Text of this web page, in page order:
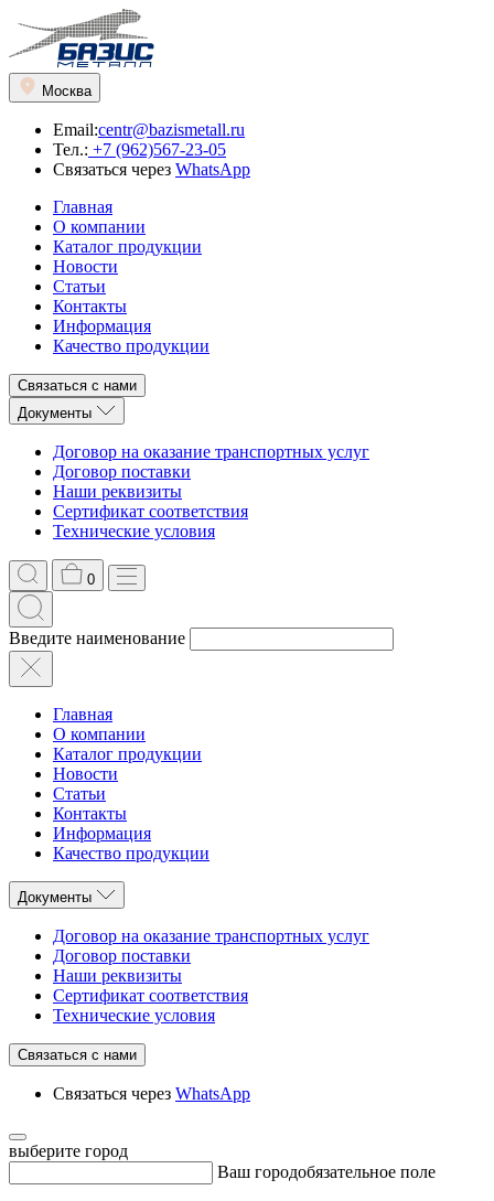
Москва
Email:centr@bazismetall.ru
Тел.: +7 (962)567-23-05
Связаться через WhatsApp
Главная
О компании
Каталог продукции
Новости
Статьи
Контакты
Информация
Качество продукции
Связаться с нами
Документы
Договор на оказание транспортных услуг
Договор поставки
Наши реквизиты
Сертификат соответствия
Технические условия
0
Введите наименование
Главная
О компании
Каталог продукции
Новости
Статьи
Контакты
Информация
Качество продукции
Документы
Договор на оказание транспортных услуг
Договор поставки
Наши реквизиты
Сертификат соответствия
Технические условия
Связаться с нами
Связаться через WhatsApp
выберите город
Ваш городобязательное поле